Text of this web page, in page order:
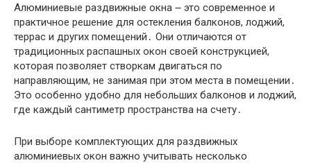
Алюминиевые раздвижные окна ౼ это современное и
практичное решение для остекления балконов, лоджий,
террас и других помещений․ Они отличаются от
традиционных распашных окон своей конструкцией,
которая позволяет створкам двигаться по
направляющим, не занимая при этом места в помещении․
Это особенно удобно для небольших балконов и лоджий,
где каждый сантиметр пространства на счету․
При выборе комплектующих для раздвижных
алюминиевых окон важно учитывать несколько